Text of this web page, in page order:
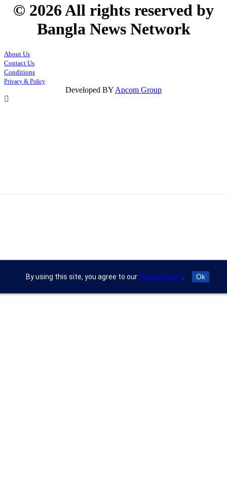
© 2026 All rights reserved by
Bangla News Network
About Us
Contact Us
Conditions
Privacy & Policy
Developed BY Apcom Group
By using this site, you agree to our Privacy Policy. Ok